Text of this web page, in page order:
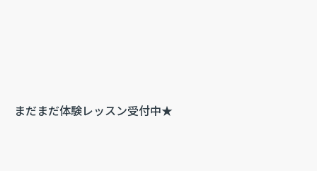
まだまだ体験レッスン受付中★